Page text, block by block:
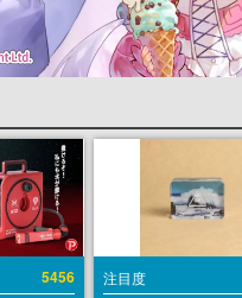
5456 注目度